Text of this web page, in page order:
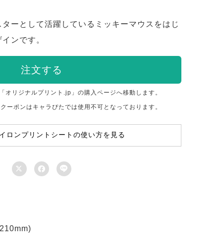
ーとして活躍しているミッキーマウスをはじ
ンです。
注文する
リジナルプリント.jp」の購入ページへ移動します。
ーポンはキャラぴたでは使用不可となっております。
ロンプリントシートの使い方を見る
  